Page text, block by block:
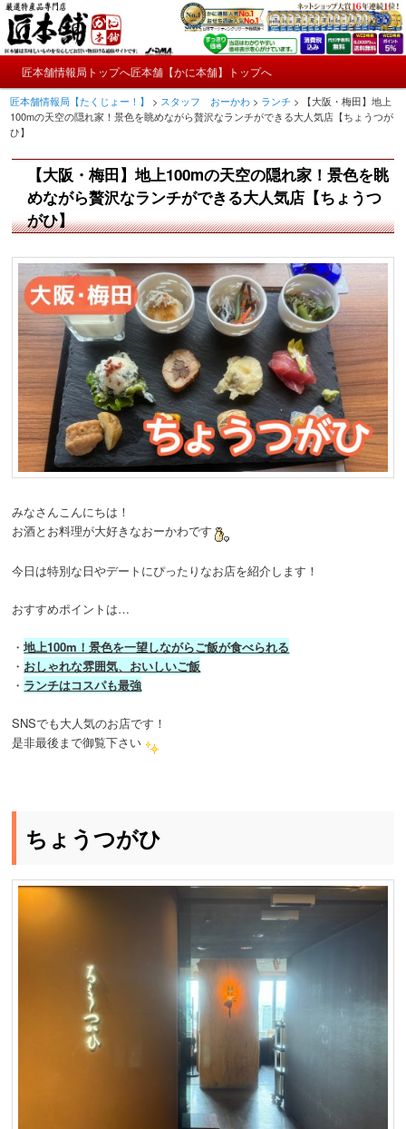
メ
イ
ン
ン
テ
ツ
匠本舗情報局【たくじょー！】
かにやおせちについてのおもしろ情報や興味深い記事をお届けします。
ン
メ
ニ
メ
イ
コ
ン
ン
ツ
へ
移
動
匠本舗情報局トップへ匠本舗【かに本舗】トップへ
匠本舗情報局【たくじょー！】 > スタッフ おーかわ > ランチ >
【大阪・梅田】地上
100mの天空の隠れ家！景色を眺めながら贅沢なランチができる大人気店【ちょうつが
ひ】
【大阪・梅田】地上100mの天空の隠れ家！景色を眺
めながら贅沢なランチができる大人気店【ちょうつ
がひ】
みなさんこんにちは！
お酒とお料理が大好きなおーかわです
今日は特別な日やデートにぴったりなお店を紹介します！
おすすめポイントは…
・地上100m！景色を一望しながらご飯が食べられる
・ おしゃれな雰囲気、おいしいご飯
・ ランチはコスパも最強
SNSでも大人気のお店です！
是非最後まで御覧下さい
ちょうつがひ